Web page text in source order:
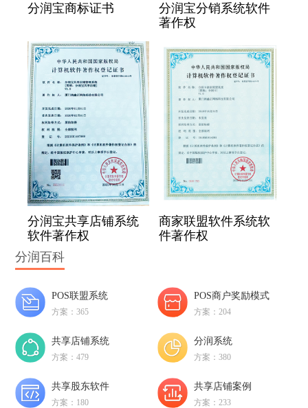
分润宝商标证书
分润宝分销系统软件
著作权
分润宝共享店铺系统
软件著作权
商家联盟软件系统软
件著作权
分润百科
POS联盟系统
方案：365
POS商户奖励模式
方案：204
共享店铺系统
方案：479
分润系统
方案：380
共享股东软件
方案：180
共享店铺案例
方案：233